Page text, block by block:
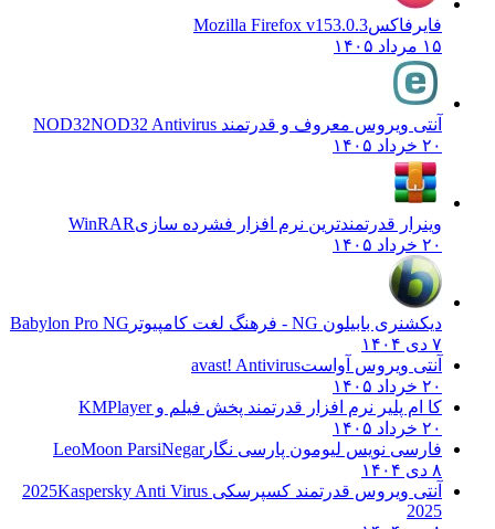
فایرفاکس Mozilla Firefox v153.0.3
آنتی ویروس معروف و قدرتمند NOD32NOD32 Antivirus
وینرار قدرتمندترین نرم افزار فشرده سازیWinRAR
دیکشنری بابیلون NG - فرهنگ لغت کامپیوتر
Babylon Pro NG
آنتی ویروس آواست avast! Antivirus
کا ام پلیر نرم افزار قدرتمند پخش فیلم و KMPlayer
فارسی نویس لیومون پارسی نگارLeoMoon ParsiNegar
آنتی ویروس قدرتمند کسپرسکی 2025Kaspersky Anti Virus